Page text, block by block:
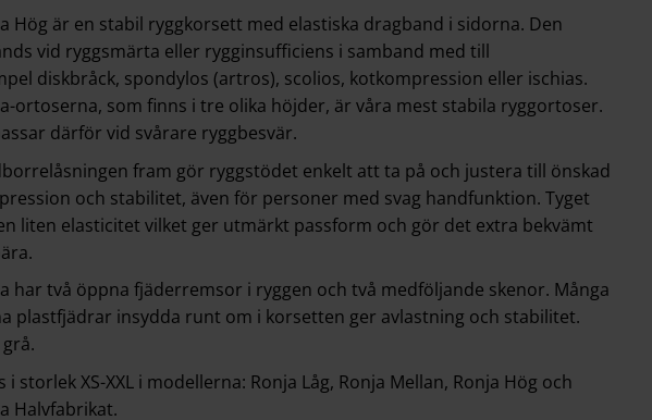
Hög är en stabil ryggkorsett med elastiska dragband i sidorna. Den
vid ryggsmärta eller rygginsufficiens i samband med till
diskbråck, spondylos (artros), scolios, kotkompression eller ischias.
ortoserna, som finns i tre olika höjder, är våra mest stabila ryggortoser.
därför vid svårare ryggbesvär.
fram gör ryggstödet enkelt att ta på och justera till önskad
och stabilitet, även för personer med svag handfunktion. Tyget
liten elasticitet vilket ger utmärkt passform och gör det extra bekvämt
har två öppna fjäderremsor i ryggen och två medföljande skenor. Många
plastfjädrar insydda runt om i korsetten ger avlastning och stabilitet.
i storlek XS-XXL i modellerna: Ronja Låg, Ronja Mellan, Ronja Hög och
Halvfabrikat.